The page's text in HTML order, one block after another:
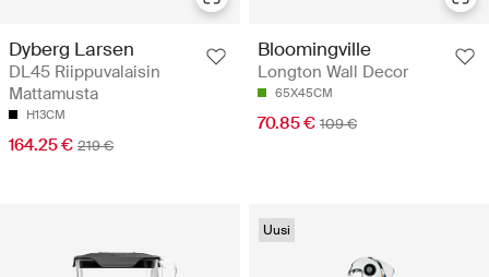
Dyberg Larsen
DL45 Riippuvalaisin
Mattamusta
H13CM
164.25 € 219 €
Bloomingville
Longton Wall Decor
65X45CM
70.85 € 109 €
Uusi